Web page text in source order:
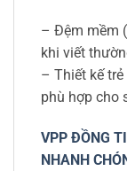
– Đệm mềm
khi viết
– Thiết kế
phù hợp cho
VPP ĐỒNG
NHANH